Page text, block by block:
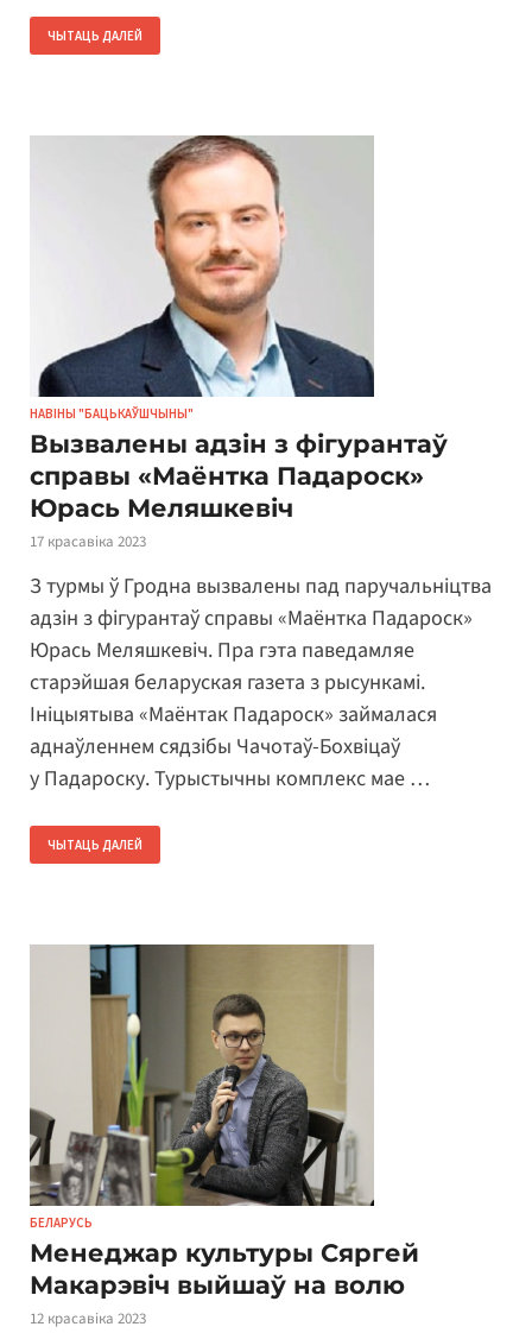
ЧЫТАЦЬ ДАЛЕЙ
НАВІНЫ "БАЦЬКАЎШЧЫНЫ"
Вызвалены адзін з фігурантаў
справы «Маёнтка Падароск»
Юрась Меляшкевіч
17 красавіка 2023
З турмы ў Гродна вызвалены пад паручальніцтва
адзін з фігурантаў справы «Маёнтка Падароск»
Юрась Меляшкевіч. Пра гэта паведамляе
старэйшая беларуская газета з рысункамі.
Ініцыятыва «Маёнтак Падароск» займалася
аднаўленнем сядзібы Чачотаў-Бохвіцаў
у Падароску. Турыстычны комплекс мае …
ЧЫТАЦЬ ДАЛЕЙ
БЕЛАРУСЬ
Менеджар культуры Сяргей
Макарэвіч выйшаў на волю
12 красавіка 2023